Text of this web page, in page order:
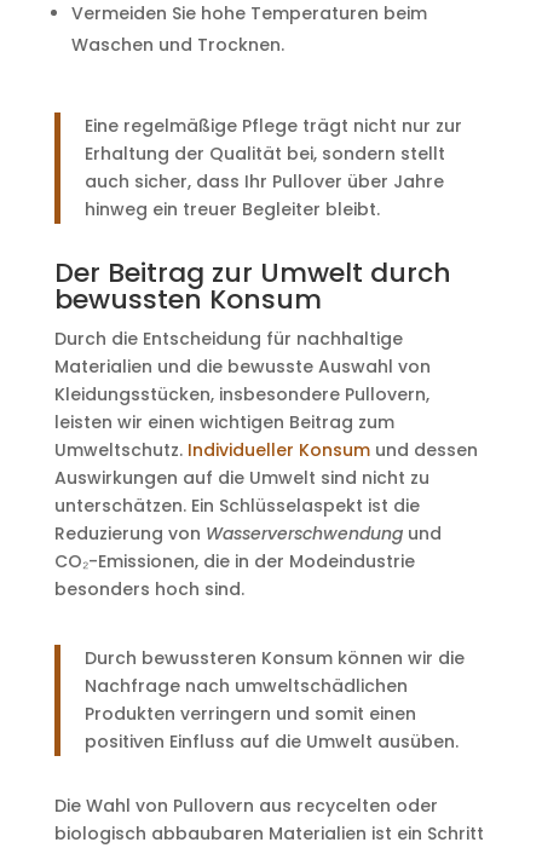
Vermeiden Sie hohe Temperaturen beim
Waschen und Trocknen.
Eine regelmäßige Pflege trägt nicht nur zur
Erhaltung der Qualität bei, sondern stellt
auch sicher, dass Ihr Pullover über Jahre
hinweg ein treuer Begleiter bleibt.
Der Beitrag zur Umwelt durch
bewussten Konsum
Durch die Entscheidung für nachhaltige
Materialien und die bewusste Auswahl von
Kleidungsstücken, insbesondere Pullovern,
leisten wir einen wichtigen Beitrag zum
Umweltschutz. Individueller Konsumund dessen
Auswirkungen auf die Umwelt sind nicht zu
unterschätzen. Ein Schlüsselaspekt ist die
Reduzierung von Wasserverschwendungund
CO₂-Emissionen, die in der Modeindustrie
besonders hoch sind.
Durch bewussteren Konsum können wir die
Nachfrage nach umweltschädlichen
Produkten verringern und somit einen
positiven Einfluss auf die Umwelt ausüben.
Die Wahl von Pullovern aus recycelten oder
biologisch abbaubaren Materialien ist ein Schritt